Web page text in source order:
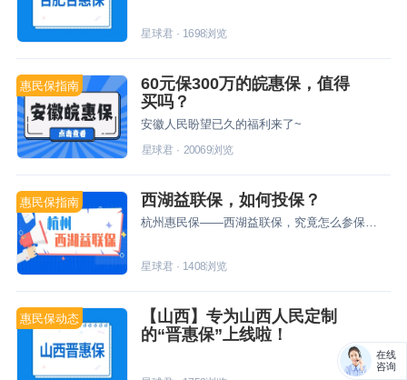
星球君· 1698浏览
惠民保指南
60元保300万的皖惠保，值得
买吗？
安徽人民盼望已久的福利来了~
星球君 · 20069浏览
惠民保指南 西湖益联保，如何投保？
星球君· 1408浏览
惠民保动态
【山西】专为山西人民定制
的“晋惠保”上线啦！
在线
咨询